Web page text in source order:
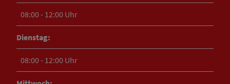
08:00 - 12:00 Uhr
Dienstag:
08:00 - 12:00 Uhr